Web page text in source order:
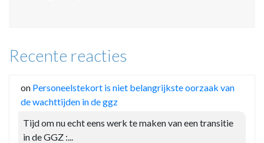
Recente reacties
on Personeelstekort is niet belangrijkste oorzaak van
de wachttijden in de ggz
Tijd om nu echt eens werk te maken van een transitie
in de GGZ :...